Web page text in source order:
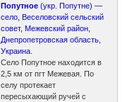
Попутное (укр. Попутне) —
село, Веселовский сельский
совет, Межевский район,
Днепропетровская область,
Украина.
Село Попутное находится в
2,5 км от пгт Межевая. По
селу протекает
пересыхающий ручей с